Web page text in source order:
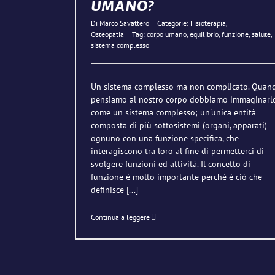
umano?
Di Marco Savattero | Categorie: Fisioterapia
Osteopatia | Tag: corpo umano equilibrio funzione salute
sistema complesso
Un sistema complesso ma non complicato.
pensiamo al nostro corpo dobbiamo
come un sistema complesso; un'unica entità
composta di più sottosistemi (organi, apparati)
ognuno con una funzione specifica, che
interagiscono tra loro al fine di permetterci di
svolgere funzioni ed attività. Il concetto di
funzione è molto importante perché è ciò che
definisce [...]
Continua a leggere